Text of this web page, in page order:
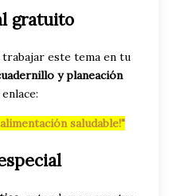
gratuito
trabajar este tema en tu
y planeación
saludable!"